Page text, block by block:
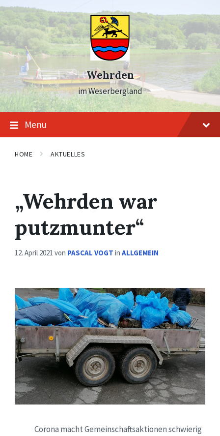
Skip
to
content
Skip
to
main
navigation
Skip
to
footer
Wehrden
im Weserbergland
Menu
HOME AKTUELLES
„Wehrden war
putzmunter“
12. April 2021 von PASCAL VOGT in ALLGEMEIN
Corona macht Gemeinschaftsaktionen schwierig